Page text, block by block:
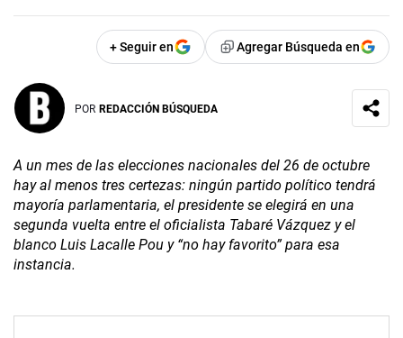
+ Seguir en Agregar Búsqueda en
POR REDACCIÓN BÚSQUEDA
A un mes de las elecciones nacionales del 26 de octubre
hay al menos tres certezas: ningún partido político tendrá
mayoría parlamentaria, el presidente se elegirá en una
segunda vuelta entre el oficialista Tabaré Vázquez y el
blanco Luis Lacalle Pou y “no hay favorito” para esa
instancia.